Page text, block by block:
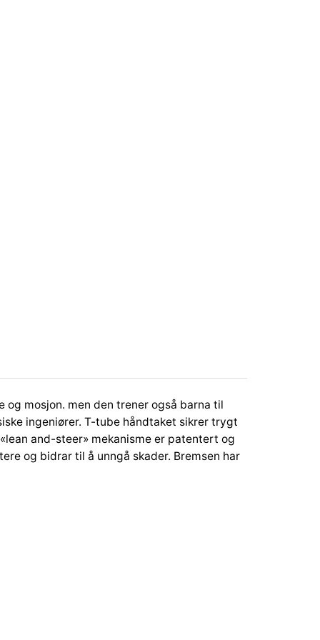
mosjon. men den trener også barna til
ingeniører. T-tube håndtaket sikrer trygt
and-steer» mekanisme er patentert og
og bidrar til å unngå skader. Bremsen har